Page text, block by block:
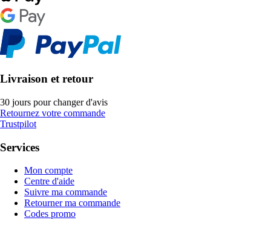
Livraison et retour
30 jours pour changer d'avis
Retournez votre commande
Trustpilot
Services
Mon compte
Centre d'aide
Suivre ma commande
Retourner ma commande
Codes promo